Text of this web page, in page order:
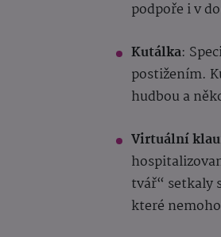
podpoře i v
Kutálka:
postižením.
hudbou a
Virtuální
tvář“ setkaly
které